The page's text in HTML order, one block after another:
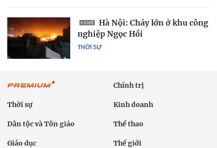
THỜI SỰ
Hà Nội: Cháy lớn ở khu công
nghiệp Ngọc Hồi
Chính trị
Thời sự Kinh doanh
Dân tộc và Tôn giáo Thể thao
Giáo dục Thế giới